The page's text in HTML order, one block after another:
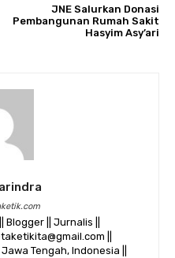
JNE Salurkan Donasi
Pembangunan Rumah Sakit
Hasyim Asy’ari
|| Jurnalis ||
||
Tengah, Indonesia ||